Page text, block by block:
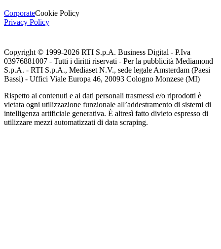
CorporateCookie Policy
Privacy Policy
Copyright © 1999-2026 RTI S.p.A. Business Digital - P.Iva
03976881007 - Tutti i diritti riservati - Per la pubblicità Mediamond
S.p.A. - RTI S.p.A., Mediaset N.V., sede legale Amsterdam (Paesi
Bassi) - Uffici Viale Europa 46, 20093 Cologno Monzese (MI)
Rispetto ai contenuti e ai dati personali trasmessi e/o riprodotti è
vietata ogni utilizzazione funzionale all’addestramento di sistemi di
intelligenza artificiale generativa. È altresì fatto divieto espresso di
utilizzare mezzi automatizzati di data scraping.